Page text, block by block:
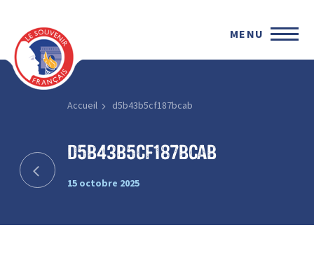
MENU
Accueil d5b43b5cf187bcab
d5b43b5cf187bcab
15 octobre 2025